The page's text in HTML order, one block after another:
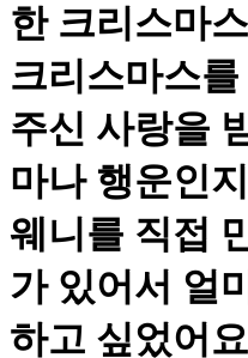
한 크리스마
크리스마스
주신 사랑을
마나 행운인
웨니를 직접
가 있어서 얼
하고 싶었어